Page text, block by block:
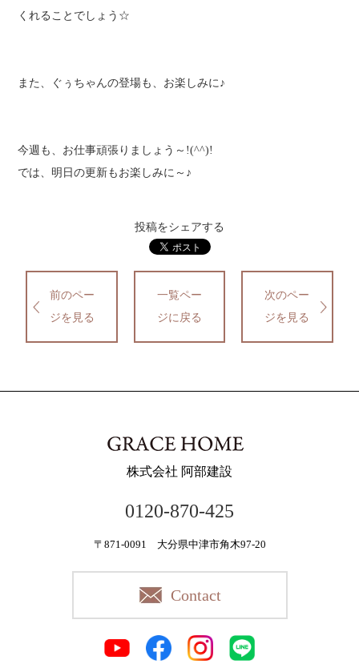
くれることでしょう☆
また、ぐぅちゃんの登場も、お楽しみに♪
今週も、お仕事頑張りましょう～!(^^)!
では、明日の更新もお楽しみに～♪
投稿をシェアする
前のペー
ジを見る
一覧ペー
ジに戻る
次のペー
ジを見る
株式会社 阿部建設
0120-870-425
〒871-0091 大分県中津市角木97-20
Contact